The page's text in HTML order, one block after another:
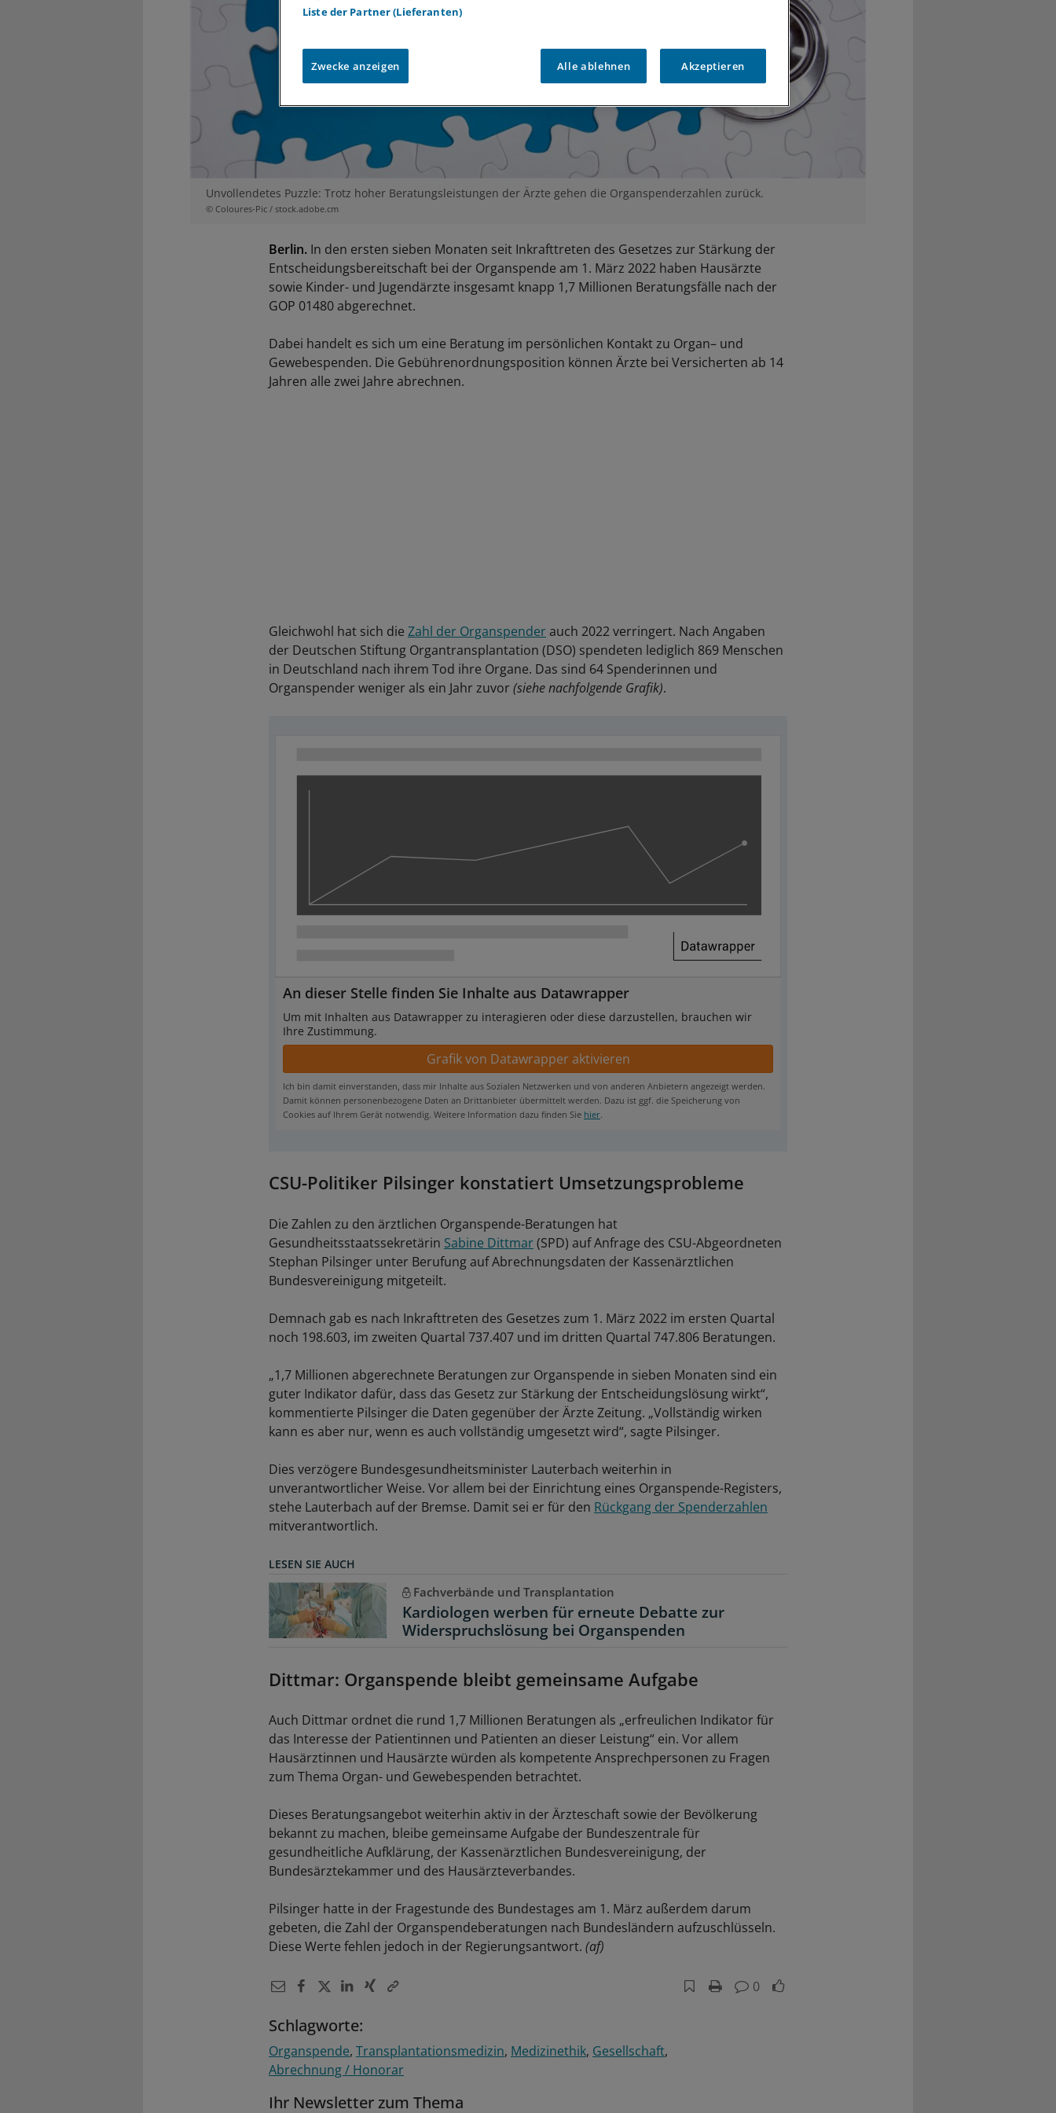
Unvollendetes Puzzle: Trotz hoher Beratungsleistungen der Ärzte gehen die Organspenderzahlen zurück.
© Coloures-Pic / stock.adobe.cm
Berlin. In den ersten sieben Monaten seit Inkrafttreten des Gesetzes zur Stärkung der
Entscheidungsbereitschaft bei der Organspende am 1. März 2022 haben Hausärzte
sowie Kinder- und Jugendärzte insgesamt knapp 1,7 Millionen Beratungsfälle nach der
GOP 01480 abgerechnet.
Dabei handelt es sich um eine Beratung im persönlichen Kontakt zu Organ– und
Gewebespenden. Die Gebührenordnungsposition können Ärzte bei Versicherten ab 14
Jahren alle zwei Jahre abrechnen.
Gleichwohl hat sich die Zahl der Organspenderauch 2022 verringert. Nach Angaben
der Deutschen Stiftung Organtransplantation (DSO) spendeten lediglich 869 Menschen
in Deutschland nach ihrem Tod ihre Organe. Das sind 64 Spenderinnen und
Organspender weniger als ein Jahr zuvor(siehe nachfolgende Grafik).
An dieser Stelle finden Sie Inhalte aus Datawrapper
Um mit Inhalten aus Datawrapper zu interagieren oder diese darzustellen, brauchen wir
Ihre Zustimmung.
Ich bin damit einverstanden, dass mir Inhalte aus Sozialen Netzwerken und von anderen Anbietern angezeigt werden.
Damit können personenbezogene Daten an Drittanbieter übermittelt werden. Dazu ist ggf. die Speicherung von
Cookies auf Ihrem Gerät notwendig. Weitere Information dazu finden Sie hier.
CSU-Politiker Pilsinger konstatiert Umsetzungsprobleme
Die Zahlen zu den ärztlichen Organspende-Beratungen hat
Gesundheitsstaatssekretärin Sabine Dittmar(SPD) auf Anfrage des CSU-Abgeordneten
Stephan Pilsinger unter Berufung auf Abrechnungsdaten der Kassenärztlichen
Bundesvereinigung mitgeteilt.
Demnach gab es nach Inkrafttreten des Gesetzes zum 1. März 2022 im ersten Quartal
noch 198.603, im zweiten Quartal 737.407 und im dritten Quartal 747.806 Beratungen.
„1,7 Millionen abgerechnete Beratungen zur Organspende in sieben Monaten sind ein
guter Indikator dafür, dass das Gesetz zur Stärkung der Entscheidungslösung wirkt“,
kommentierte Pilsinger die Daten gegenüber der Ärzte Zeitung. „Vollständig wirken
kann es aber nur, wenn es auch vollständig umgesetzt wird“, sagte Pilsinger.
Dies verzögere Bundesgesundheitsminister Lauterbach weiterhin in
unverantwortlicher Weise. Vor allem bei der Einrichtung eines Organspende-Registers,
stehe Lauterbach auf der Bremse. Damit sei er für den Rückgang der Spenderzahlen
mitverantwortlich.
LESEN SIE AUCH
Fachverbände und Transplantation
Kardiologen werben für erneute Debatte zur
Widerspruchslösung bei Organspenden
Dittmar: Organspende bleibt gemeinsame Aufgabe
Auch Dittmar ordnet die rund 1,7 Millionen Beratungen als „erfreulichen Indikator für
das Interesse der Patientinnen und Patienten an dieser Leistung“ ein. Vor allem
Hausärztinnen und Hausärzte würden als kompetente Ansprechpersonen zu Fragen
zum Thema Organ- und Gewebespenden betrachtet.
Dieses Beratungsangebot weiterhin aktiv in der Ärzteschaft sowie der Bevölkerung
bekannt zu machen, bleibe gemeinsame Aufgabe der Bundeszentrale für
gesundheitliche Aufklärung, der Kassenärztlichen Bundesvereinigung, der
Bundesärztekammer und des Hausärzteverbandes.
Pilsinger hatte in der Fragestunde des Bundestages am 1. März außerdem darum
gebeten, die Zahl der Organspendeberatungen nach Bundesländern aufzuschlüsseln.
Diese Werte fehlen jedoch in der Regierungsantwort. (af)
0
Schlagworte:
Organspende Transplantationsmedizin Medizinethik Gesellschaft
Abrechnung / Honorar
Ihr Newsletter zum Thema
Liste der Partner (Lieferanten)
Zwecke anzeigen Alle ablehnen Akzeptieren